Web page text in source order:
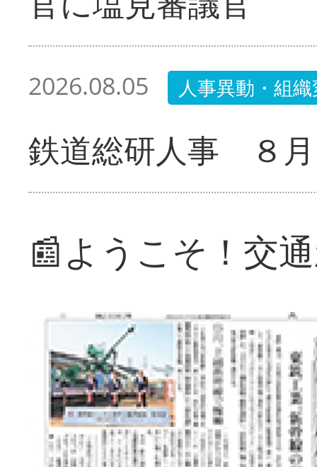
2026.08.05 人事異動・組
鉄道総研人事 ８
📰ようこそ！交